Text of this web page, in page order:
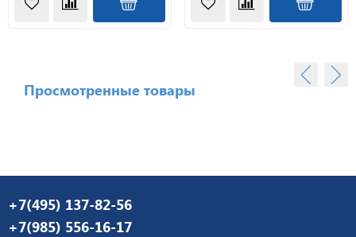
Просмотренные товары
+7(495) 137-82-56
+7(985) 556-16-17